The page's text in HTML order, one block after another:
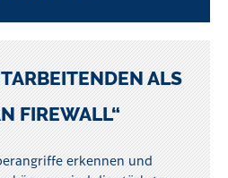
ALS
FIREWALL“
erkennen und